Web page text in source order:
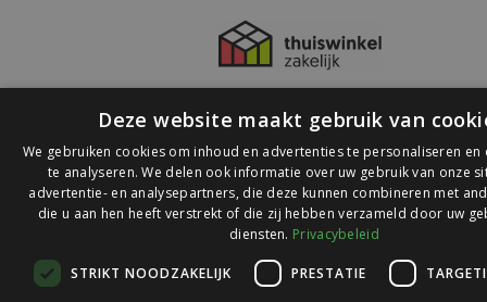
© 2026 Ledlichtdiscounter.nl
op
Deze website maakt gebruik van
We gebruiken cookies om inhoud en advertenties te personaliseren en
te analyseren. We delen ook informatie over uw gebruik van onze
advertentie- en analysepartners, die deze kunnen combineren met
die u aan hen heeft verstrekt of die zij hebben verzameld door uw
diensten. Privacybeleid
STRIKT NOODZAKELIJK PRESTATIE